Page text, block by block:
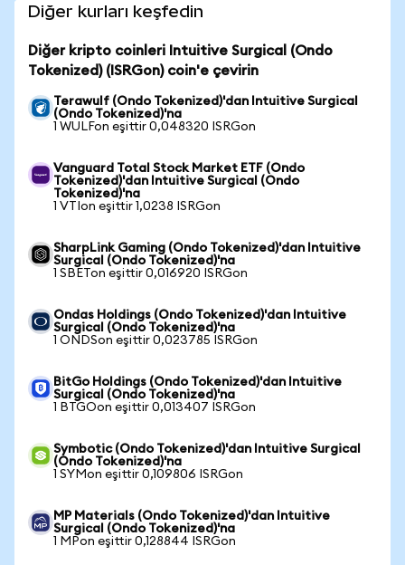
Diğer kurları keşfedin
Diğer kripto coinleri Intuitive Surgical (Ondo
Tokenized) (ISRGon) coin'e çevirin
Terawulf (Ondo Tokenized)'dan Intuitive Surgical
(Ondo Tokenized)'na
1 WULFon eşittir 0,048320 ISRGon
Vanguard Total Stock Market ETF (Ondo
Tokenized)'dan Intuitive Surgical (Ondo
Tokenized)'na
1 VTIon eşittir 1,0238 ISRGon
SharpLink Gaming (Ondo Tokenized)'dan Intuitive
Surgical (Ondo Tokenized)'na
1 SBETon eşittir 0,016920 ISRGon
Ondas Holdings (Ondo Tokenized)'dan Intuitive
Surgical (Ondo Tokenized)'na
1 ONDSon eşittir 0,023785 ISRGon
BitGo Holdings (Ondo Tokenized)'dan Intuitive
Surgical (Ondo Tokenized)'na
1 BTGOon eşittir 0,013407 ISRGon
Symbotic (Ondo Tokenized)'dan Intuitive Surgical
(Ondo Tokenized)'na
1 SYMon eşittir 0,109806 ISRGon
MP Materials (Ondo Tokenized)'dan Intuitive
Surgical (Ondo Tokenized)'na
1 MPon eşittir 0,128844 ISRGon